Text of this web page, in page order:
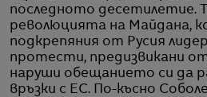
последното десетилетие.
революцията на Майдана,
подкрепяния от Русия
протести, предизвикани
наруши обещанието си да
връзки с ЕС. По-късно